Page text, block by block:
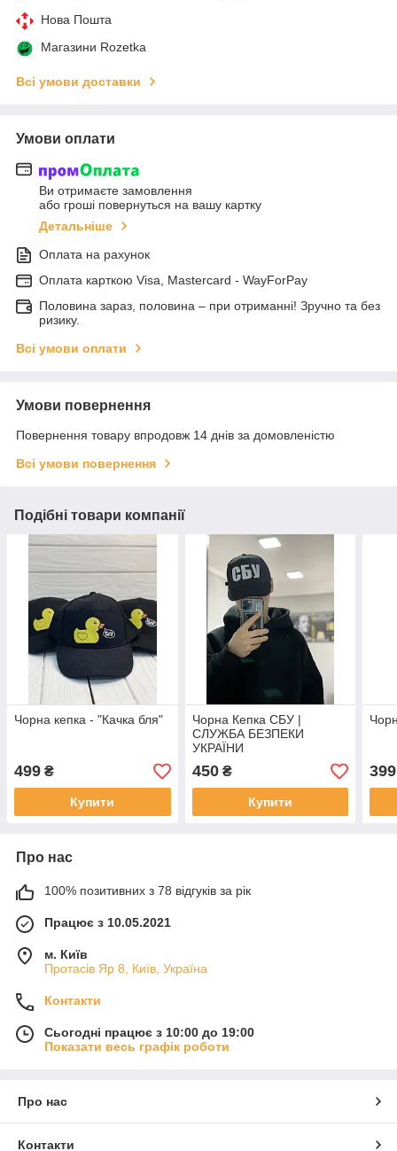
Нова Пошта
Магазини Rozetka
Всі умови доставки
Умови оплати
Ви отримаєте замовлення
або гроші повернуться на вашу картку
Детальніше
Оплата на рахунок
Оплата карткою Visa, Mastercard - WayForPay
Половина зараз, половина – при отриманні! Зручно та без
ризику.
Всі умови оплати
Умови повернення
Повернення товару впродовж 14 днів за домовленістю
Всі умови повернення
Подібні товари компанії
Чорна кепка - "Качка бля"
499 ₴
Купити
Чорна Кепка СБУ |
CЛУЖБА БЕЗПЕКИ
УКРАЇНИ
450₴
Купити
399
Про нас
100% позитивних з 78 відгуків за рік
Працює з 10.05.2021
м. Київ
Протасів Яр 8, Київ, Україна
Контакти
Сьогодні працює з 10:00 до 19:00
Показати весь графік роботи
Про нас
Контакти